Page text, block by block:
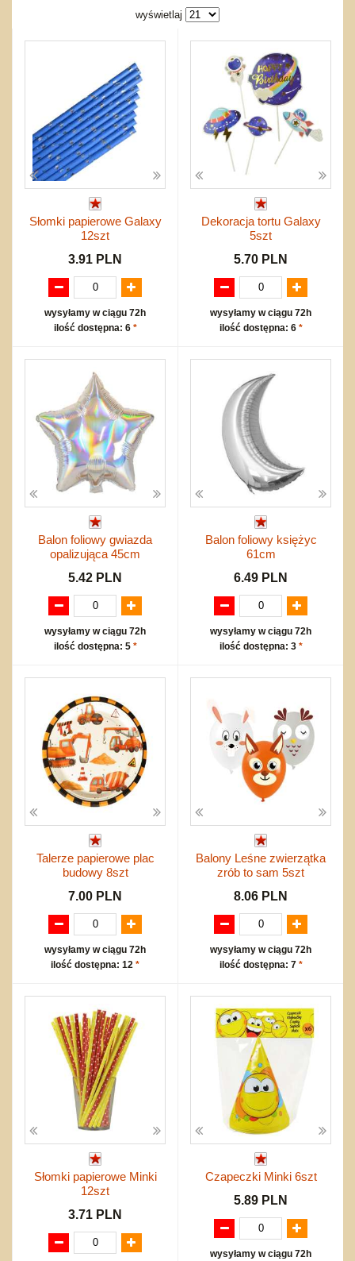
Pojazdy
Zakupy hurtowe
Koszty przesyłki
Regulamin
Kontakt
Mapa produktów
wyświetlaj
Słomki papierowe Galaxy
12szt
3.91 PLN
wysyłamy w ciągu 72h
ilość dostępna: 6 *
Dekoracja tortu Galaxy
5szt
5.70 PLN
wysyłamy w ciągu 72h
ilość dostępna: 6 *
Balon foliowy gwiazda
opalizująca 45cm
5.42 PLN
wysyłamy w ciągu 72h
ilość dostępna: 5 *
Balon foliowy księżyc
61cm
6.49 PLN
wysyłamy w ciągu 72h
ilość dostępna: 3 *
Talerze papierowe plac
budowy 8szt
7.00 PLN
wysyłamy w ciągu 72h
ilość dostępna: 12 *
Balony Leśne zwierzątka
zrób to sam 5szt
8.06 PLN
wysyłamy w ciągu 72h
ilość dostępna: 7 *
Słomki papierowe Minki
12szt
3.71 PLN
Czapeczki Minki 6szt
5.89 PLN
wysyłamy w ciągu 72h